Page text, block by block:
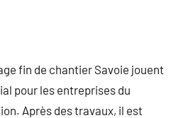
fin de chantier Savoie jouent
pour les entreprises du
Après des travaux, il est